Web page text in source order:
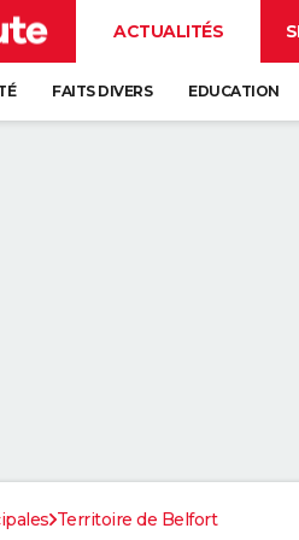
ACTUALITÉS
FAITS DIVERS EDUCATION
Territoire de Belfort